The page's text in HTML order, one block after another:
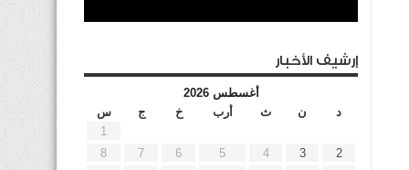
إرشيف الأخبار
أغسطس 2026
د
ن ث أرب خ ج
س
1
2
3
4
5
6
7
8